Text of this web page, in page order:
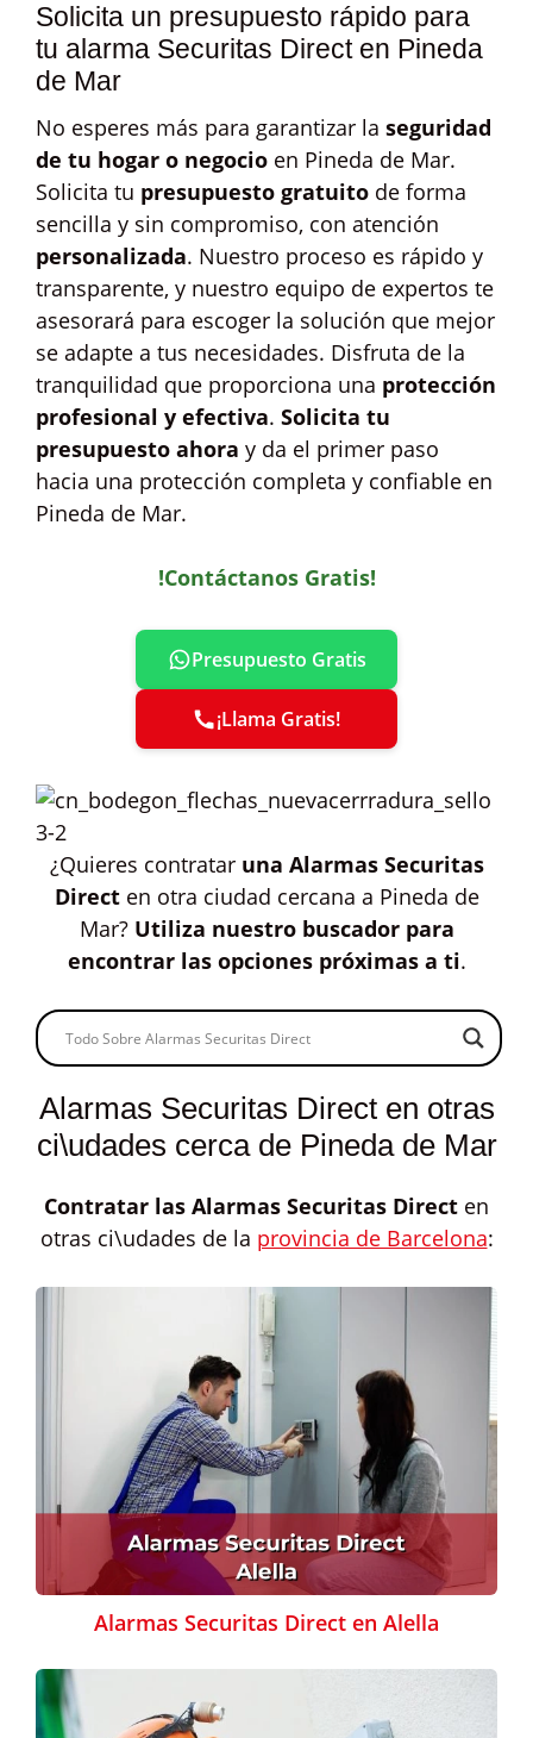
Solicita un presupuesto rápido para
tu alarma Securitas Direct en Pineda
de Mar
No esperes más para garantizar la seguridad
de tu hogar o negocio en Pineda de Mar.
Solicita tu presupuesto gratuito de forma
sencilla y sin compromiso, con atención
personalizada. Nuestro proceso es rápido y
transparente, y nuestro equipo de expertos te
asesorará para escoger la solución que mejor
se adapte a tus necesidades. Disfruta de la
tranquilidad que proporciona una protección
profesional y efectiva. Solicita tu
presupuesto ahora y da el primer paso
hacia una protección completa y confiable en
Pineda de Mar.
!Contáctanos Gratis!
Presupuesto Gratis
¡Llama Gratis!
¿Quieres contratar una Alarmas Securitas
Directen otra ciudad cercana a Pineda de
Mar? Utiliza nuestro buscador para
encontrar las opciones próximas a ti.
Alarmas Securitas Direct en otras
ci\udades cerca de Pineda de Mar
Contratar las Alarmas Securitas Direct en
otras ci\udades de la provincia de Barcelona:
Alarmas Securitas Direct en Alella